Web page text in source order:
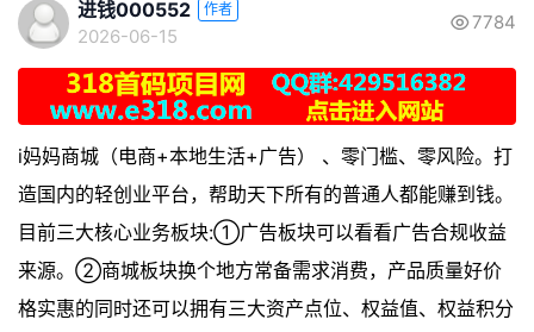
进钱000552 作者
2026-06-15
7784
i妈妈商城（电商+本地生活+广告） 、零门槛、零风险。打
造国内的轻创业平台，帮助天下所有的普通人都能赚到钱。
目前三大核心业务板块:①广告板块可以看看广告合规收益
来源。②商城板块换个地方常备需求消费，产品质量好价
格实惠的同时还可以拥有三大资产点位、权益值、权益积分